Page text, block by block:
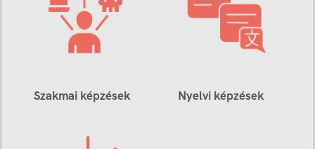
Szakmai képzések Nyelvi képzések